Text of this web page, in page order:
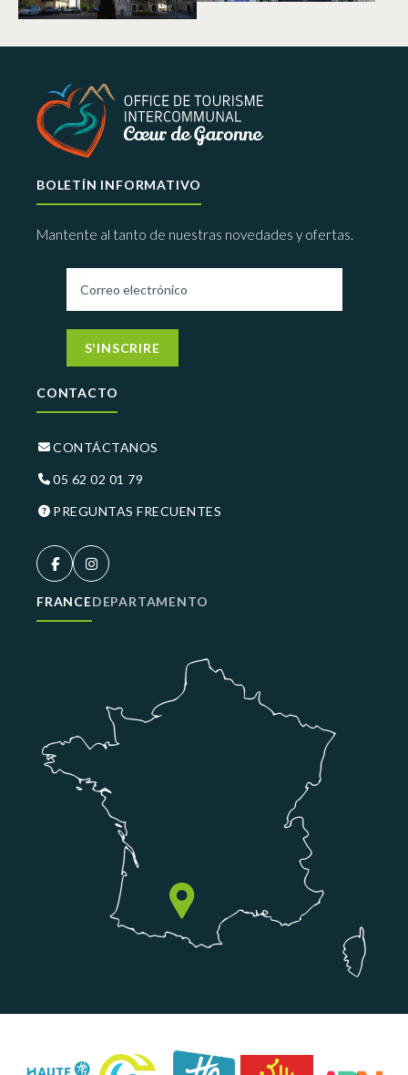
BOLETÍN INFORMATIVO
Mantente al tanto de nuestras novedades y ofertas.
S'INSCRIRE
CONTACTO
CONTÁCTANOS
05 62 02 01 79
PREGUNTAS FRECUENTES
FRANCEDEPARTAMENTO